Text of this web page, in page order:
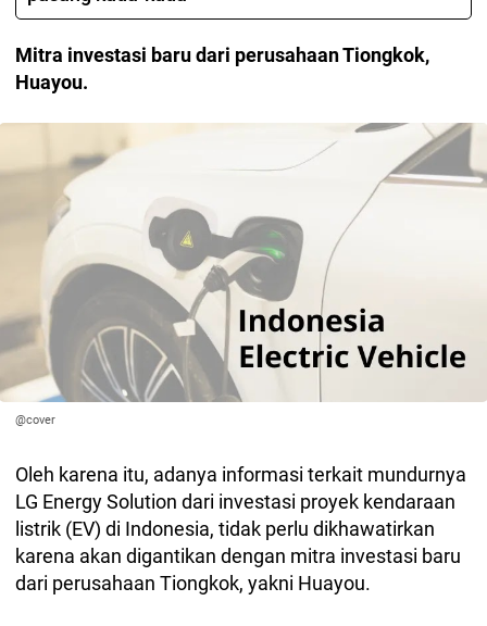
Mitra investasi baru dari perusahaan Tiongkok,
Huayou.
@cover
Oleh karena itu, adanya informasi terkait mundurnya
LG Energy Solution dari investasi proyek kendaraan
listrik (EV) di Indonesia, tidak perlu dikhawatirkan
karena akan digantikan dengan mitra investasi baru
dari perusahaan Tiongkok, yakni Huayou.